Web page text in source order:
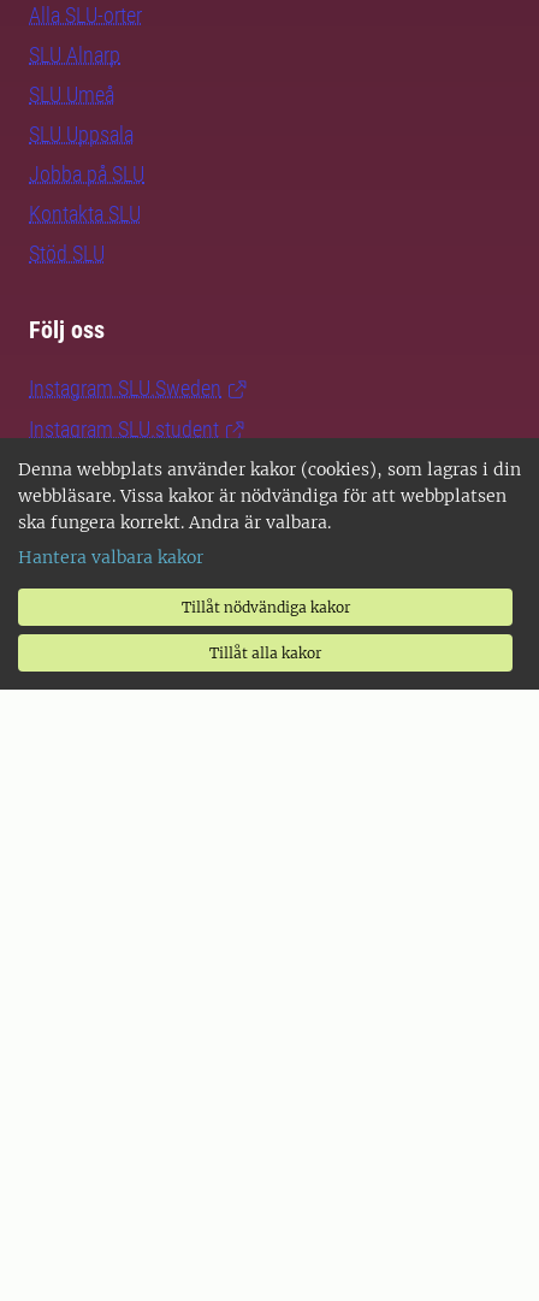
Denna webbplats använder kakor (cookies), som lagras i din
webbläsare. Vissa kakor är nödvändiga för att webbplatsen
ska fungera korrekt. Andra är valbara.
Hantera valbara kakor
Tillåt nödvändiga kakor
Tillåt alla kakor
Alla SLU-orter
SLU Alnarp
SLU Umeå
SLU Uppsala
Jobba på SLU
Kontakta SLU
Stöd SLU
Följ oss
Instagram SLU.Sweden
Instagram SLU.student
LinkedIn
Facebook
TikTok
SLU Play